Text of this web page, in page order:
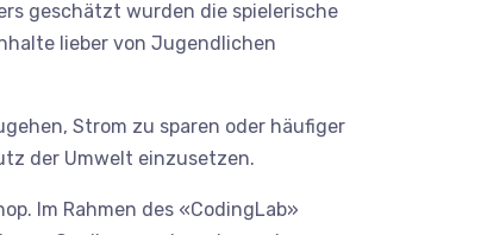
geschätzt wurden die spielerische
lieber von Jugendlichen
Strom zu sparen oder häufiger
der Umwelt einzusetzen.
Im Rahmen des «CodingLab»